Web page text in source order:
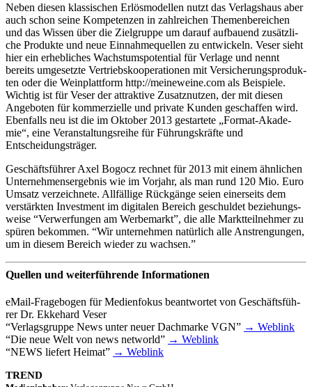
Neben diesen klas­si­schen Erlös­mo­del­len nutzt das Verlags­haus aber
auch schon seine Kompe­ten­zen in zahl­rei­chen Themen­be­rei­chen
und das Wissen über die Ziel­gruppe um darauf aufbau­end zusätz­li­
che Produkte und neue Einnah­me­quel­len zu entwi­ckeln. Veser sieht
hier ein erheb­li­ches Wachs­tums­po­ten­tial für Verlage und nennt
bereits umge­setzte Vertriebs­ko­ope­ra­tio­nen mit Versi­che­rungs­pro­duk­
ten oder die Wein­platt­form http://meineweine.com als Beispiele.
Wich­tig ist für Veser der attrak­tive Zusatz­nut­zen, der mit diesen
Ange­bo­ten für kommer­zi­elle und private Kunden geschaf­fen wird.
Eben­falls neu ist die im Okto­ber 2013 gestar­tete „Format-Akade­­
mie“, eine Veran­stal­tungs­reihe für Führungs­kräfte und
Entscheidungsträger.
Geschäfts­füh­rer Axel Bogocz rech­net für 2013 mit einem ähnli­chen
Unter­neh­mens­er­geb­nis wie im Vorjahr, als man rund 120 Mio. Euro
Umsatz verzeich­nete. Allfäl­lige Rück­gänge seien einer­seits dem
verstärk­ten Invest­ment im digi­ta­len Bereich geschul­det bezie­hungs­
weise “Verwer­fun­gen am Werbe­markt”, die alle Markt­teil­neh­mer zu
spüren bekom­men. “Wir unter­neh­men natür­lich alle Anstren­gun­gen,
um in diesem Bereich wieder zu wachsen.”
Quellen und weiterführende Informationen
eMail-Frage­­bo­­gen für Medi­en­fo­kus beant­wor­tet von Geschäfts­füh­
rer Dr. Ekke­hard Veser
“Verlags­gruppe News unter neuer Dach­marke VGN” → Weblink
“Die neue Welt von news networld” → Weblink
“NEWS liefert Heimat” → Weblink
TREND